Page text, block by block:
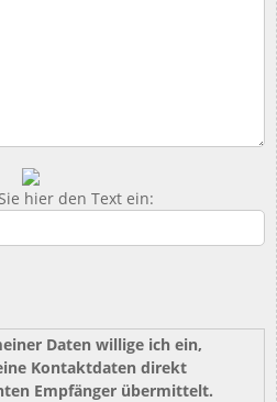
hier den Text ein:
Daten willige ich ein,
Kontaktdaten direkt
Empfänger übermittelt.